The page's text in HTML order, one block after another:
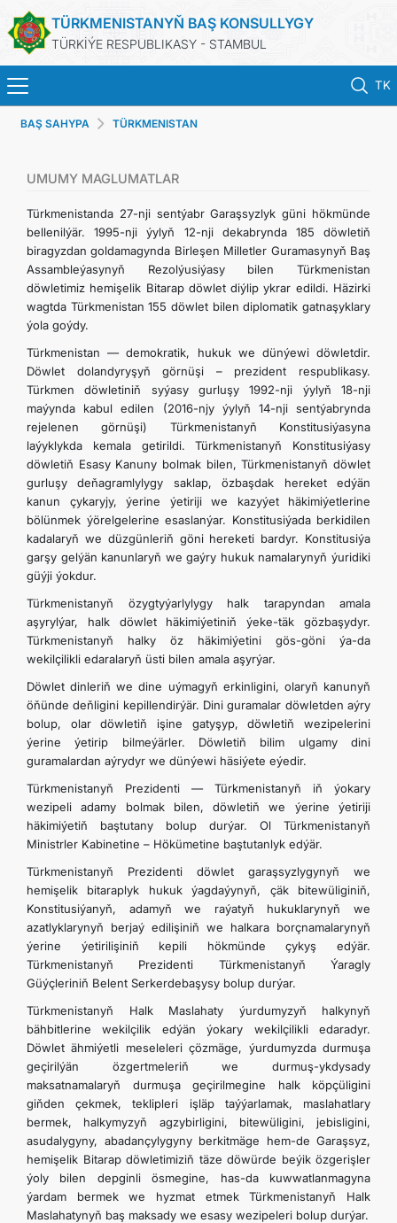
TÜRKMENISTANYŇ BAŞ KONSULLYGY
TÜRKİÝE RESPUBLIKASY - STAMBUL
TK
BAŞ SAHYPA
HABARLAR
TÜRKMENISTAN
KONSULLYK ÜÇIN NOBAT
DIM
ARAGATNAŞYK
BAŞ SAHYPA TÜRKMENISTAN
UMUMY MAGLUMATLAR
Türkmenistanda 27-nji sentýabr Garaşsyzlyk güni hökmünde
bellenilýär. 1995-nji ýylyň 12-nji dekabrynda 185 döwletiň
biragyzdan goldamagynda Birleşen Milletler Guramasynyň Baş
Assambleýasynyň Rezolýusiýasy bilen Türkmenistan
döwletimiz hemişelik Bitarap döwlet diýlip ykrar edildi. Häzirki
wagtda Türkmenistan 155 döwlet bilen diplomatik gatnaşyklary
ýola goýdy.
Türkmenistan — demokratik, hukuk we dünýewi döwletdir.
Döwlet dolandyryşyň görnüşi – prezident respublikasy.
Türkmen döwletiniň syýasy gurluşy 1992-nji ýylyň 18-nji
maýynda kabul edilen (2016-njy ýylyň 14-nji sentýabrynda
rejelenen görnüşi) Türkmenistanyň Konstitusiýasyna
laýyklykda kemala getirildi. Türkmenistanyň Konstitusiýasy
döwletiň Esasy Kanuny bolmak bilen, Türkmenistanyň döwlet
gurluşy deňagramlylygy saklap, özbaşdak hereket edýän
kanun çykaryjy, ýerine ýetiriji we kazyýet häkimiýetlerine
bölünmek ýörelgelerine esaslanýar. Konstitusiýada berkidilen
kadalaryň we düzgünleriň göni hereketi bardyr. Konstitusiýa
garşy gelýän kanunlaryň we gaýry hukuk namalarynyň ýuridiki
güýji ýokdur.
Türkmenistanyň özygtyýarlylygy halk tarapyndan amala
aşyrylýar, halk döwlet häkimiýetiniň ýeke-täk gözbaşydyr.
Türkmenistanyň halky öz häkimiýetini gös-göni ýa-da
wekilçilikli edaralaryň üsti bilen amala aşyrýar.
Döwlet dinleriň we dine uýmagyň erkinligini, olaryň kanunyň
öňünde deňligini kepillendirýär. Dini guramalar döwletden aýry
bolup, olar döwletiň işine gatyşyp, döwletiň wezipelerini
ýerine ýetirip bilmeýärler. Döwletiň bilim ulgamy dini
guramalardan aýrydyr we dünýewi häsiýete eýedir.
Türkmenistanyň Prezidenti — Türkmenistanyň iň ýokary
wezipeli adamy bolmak bilen, döwletiň we ýerine ýetiriji
häkimiýetiň baştutany bolup durýar. Ol Türkmenistanyň
Ministrler Kabinetine – Hökümetine baştutanlyk edýär.
Türkmenistanyň Prezidenti döwlet garaşsyzlygynyň we
hemişelik bitaraplyk hukuk ýagdaýynyň, çäk bitewüliginiň,
Konstitusiýanyň, adamyň we raýatyň hukuklarynyň we
azatlyklarynyň berjaý edilişiniň we halkara borçnamalarynyň
ýerine ýetirilişiniň kepili hökmünde çykyş edýär.
Türkmenistanyň Prezidenti Türkmenistanyň Ýaragly
Güýçleriniň Belent Serkerdebaşysy bolup durýar.
Türkmenistanyň Halk Maslahaty ýurdumyzyň halkynyň
bähbitlerine wekilçilik edýän ýokary wekilçilikli edaradyr.
Döwlet ähmiýetli meseleleri çözmäge, ýurdumyzda durmuşa
geçirilýän özgertmeleriň we durmuş-ykdysady
maksatnamalaryň durmuşa geçirilmegine halk köpçüligini
giňden çekmek, teklipleri işläp taýýarlamak, maslahatlary
bermek, halkymyzyň agzybirligini, bitewüligini, jebisligini,
asudalygyny, abadançylygyny berkitmäge hem-de Garaşsyz,
hemişelik Bitarap döwletimiziň täze döwürde beýik özgerişler
ýoly bilen depginli ösmegine, has-da kuwwatlanmagyna
ýardam bermek we hyzmat etmek Türkmenistanyň Halk
Maslahatynyň baş maksady we esasy wezipeleri bolup durýar.